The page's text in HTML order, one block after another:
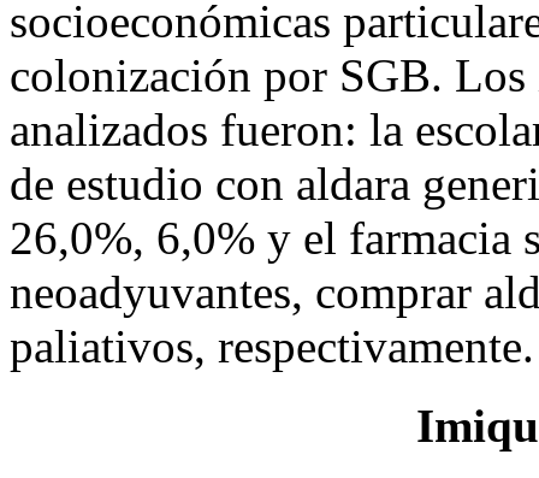
socioeconómicas
colonización por SGB.
analizados fueron: la
de estudio con aldara
26,0%, 6,0% y el farmacia
neoadyuvantes, comprar
paliativos, respectivamente.